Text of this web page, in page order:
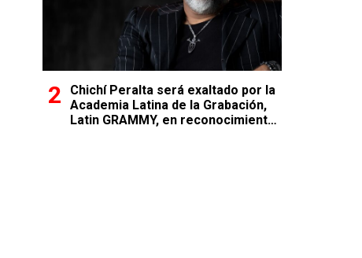
Chichí Peralta será exaltado por la
Academia Latina de la Grabación,
Latin GRAMMY, en reconocimiento